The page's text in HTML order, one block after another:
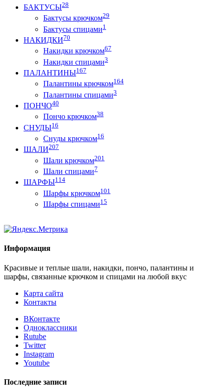
БАКТУСЫ28
Бактусы крючком29
Бактусы спицами1
НАКИДКИ70
Накидки крючком67
Накидки спицами3
ПАЛАНТИНЫ167
Палантины крючком164
Палантины спицами3
ПОНЧО40
Пончо крючком38
СНУДЫ16
Снуды крючком16
ШАЛИ207
Шали крючком201
Шали спицами7
ШАРФЫ114
Шарфы крючком101
Шарфы спицами15
Информация
Красивые и теплые шали, накидки, пончо, палантины и
шарфы, связанные крючком и спицами на любой вкус
Карта сайта
Контакты
ВКонтакте
Одноклассники
Rutube
Twitter
Instagram
Youtube
Последние записи